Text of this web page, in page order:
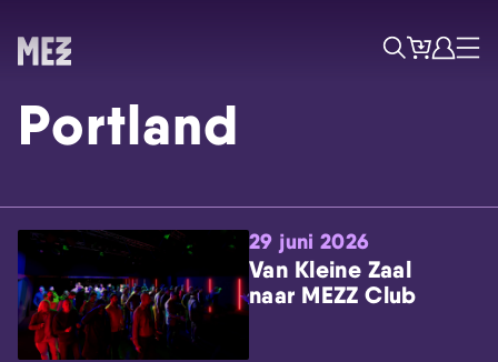
Skip navigatie
ZoekTicketsAccount
Menu
Portland
29 juni 2026
Van Kleine Zaal
naar MEZZ Club